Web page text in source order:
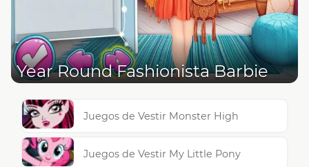
Year Round Fashionista Barbie
Juegos de Vestir Monster High
Juegos de Vestir My Little Pony